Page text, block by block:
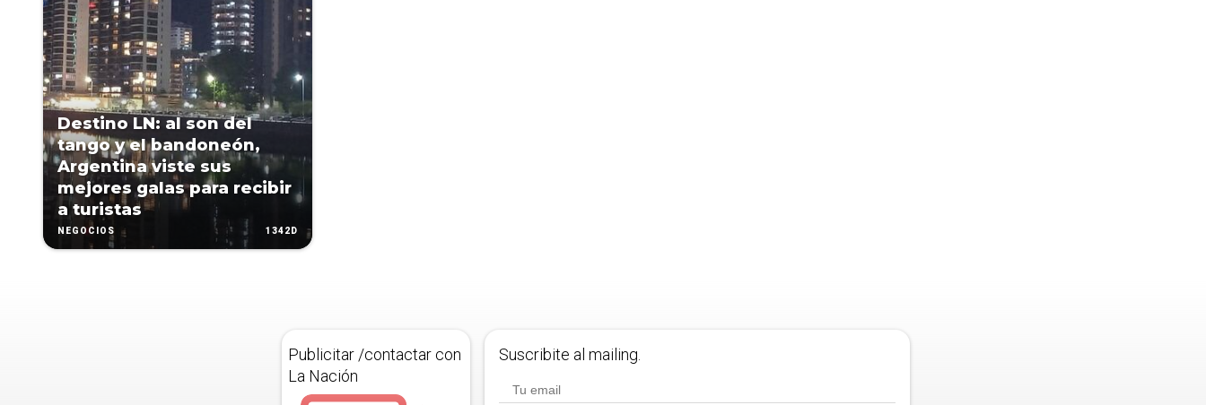
Destino LN: al son del
tango y el bandoneón,
Argentina viste sus
mejores galas para recibir
a turistas
NEGOCIOS 1342D
Publicitar /contactar con
La Nación
Suscribite al mailing.